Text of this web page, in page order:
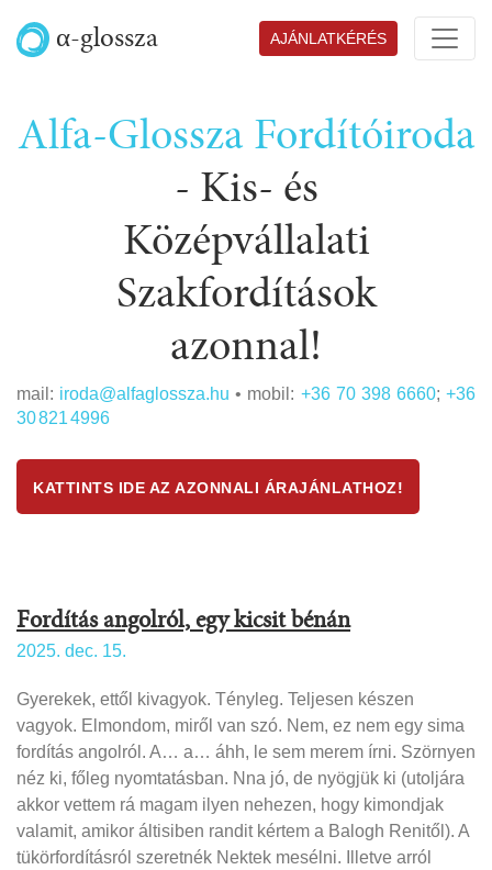
α-glossza AJÁNLATKÉRÉS
Alfa-Glossza Fordítóiroda
- Kis- és
Középvállalati
Szakfordítások
azonnal!
mail: iroda@alfaglossza.hu • mobil: +36 70 398 6660; +36
30 821 4996
KATTINTS IDE AZ AZONNALI ÁRAJÁNLATHOZ!
Fordítás angolról, egy kicsit bénán
2025. dec. 15.
Gyerekek, ettől kivagyok. Tényleg. Teljesen készen
vagyok. Elmondom, miről van szó. Nem, ez nem egy sima
fordítás angolról. A… a… áhh, le sem merem írni. Szörnyen
néz ki, főleg nyomtatásban. Nna jó, de nyögjük ki (utoljára
akkor vettem rá magam ilyen nehezen, hogy kimondjak
valamit, amikor áltisiben randit kértem a Balogh Renitől). A
tükörfordításról szeretnék Nektek mesélni. Illetve arról